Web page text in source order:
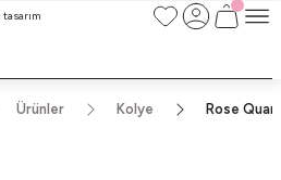
KARGO ve TAKSİT İMKANLARI
DÜNYASINA HOŞ GELDİNİZ
ANLAMLI BİR PARÇA
YAPIMI TASARIMLAR
Ürünler Kolye Rose